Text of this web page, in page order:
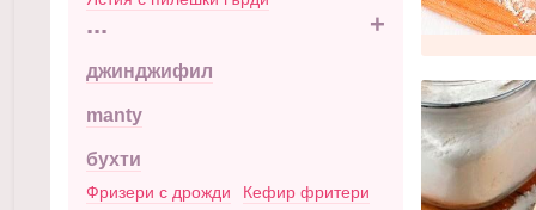
... +
джинджифил
manty
бухти
Фризери с дрожди Кефир фритери